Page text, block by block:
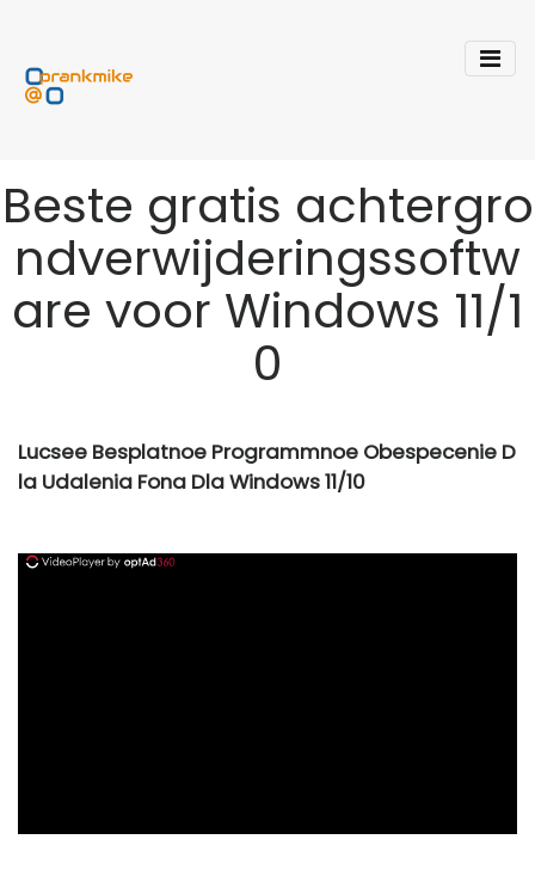
Beste gratis achtergro
ndverwijderingssoftw
are voor Windows 11/1
0
Lucsee Besplatnoe Programmnoe Obespecenie D
la Udalenia Fona Dla Windows 11/10